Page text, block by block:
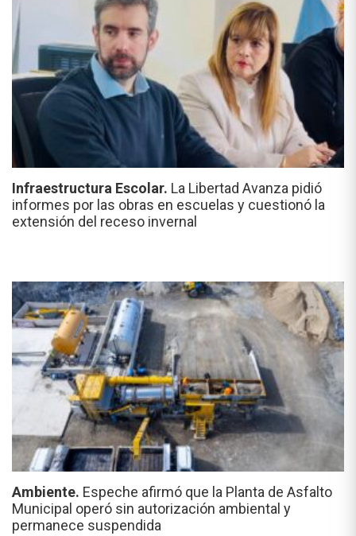
Infraestructura Escolar. La Libertad Avanza pidió
informes por las obras en escuelas y cuestionó la
extensión del receso invernal
Ambiente. Espeche afirmó que la Planta de Asfalto
Municipal operó sin autorización ambiental y
permanece suspendida